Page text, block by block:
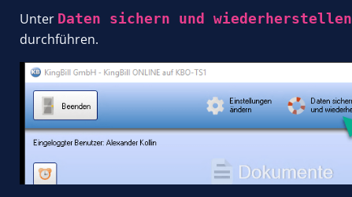
Unter Daten sichern und wiederherstellen
durchführen.